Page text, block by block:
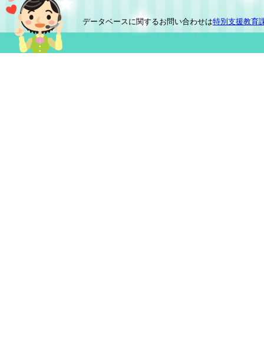
データベースに関するお問い合わせは特別支援教育